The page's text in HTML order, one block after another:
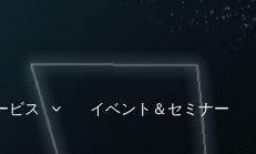
ビス イベント＆セミナー